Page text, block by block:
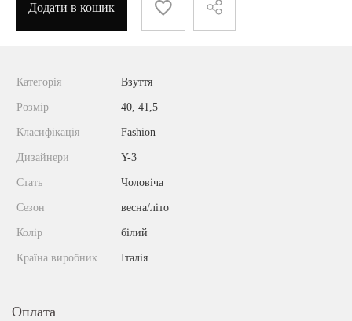
Додати в кошик
Категорія Взуття
Розмір 40, 41,5
Класифікація Fashion
Дизайнери Y-3
Стать Чоловіча
Сезон весна/літо
Колір білий
Країна виробник Італія
Оплата